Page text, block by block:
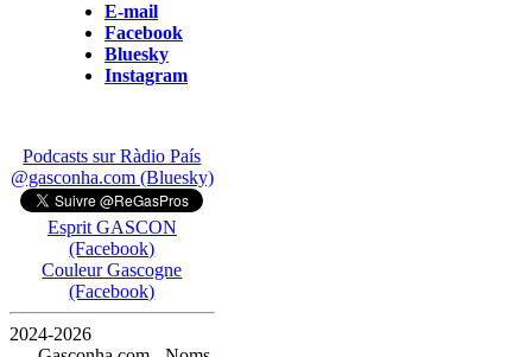
E-mail
Facebook
Bluesky
Instagram
Podcasts sur Ràdio País
@gasconha.com (Bluesky)
Esprit GASCON
(Facebook)
Couleur Gascogne
(Facebook)
2024-2026